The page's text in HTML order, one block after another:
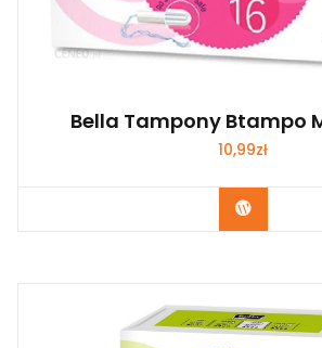
Bella Tampony Btampo
10,99zł
Zobacz